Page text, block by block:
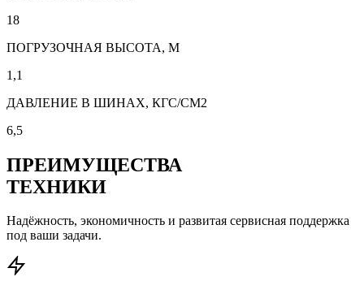
18
ПОГРУЗОЧНАЯ ВЫСОТА, М
1,1
ДАВЛЕНИЕ В ШИНАХ, КГС/СМ2
6,5
ПРЕИМУЩЕСТВА
ТЕХНИКИ
Надёжность, экономичность и развитая сервисная поддержка
под ваши задачи.